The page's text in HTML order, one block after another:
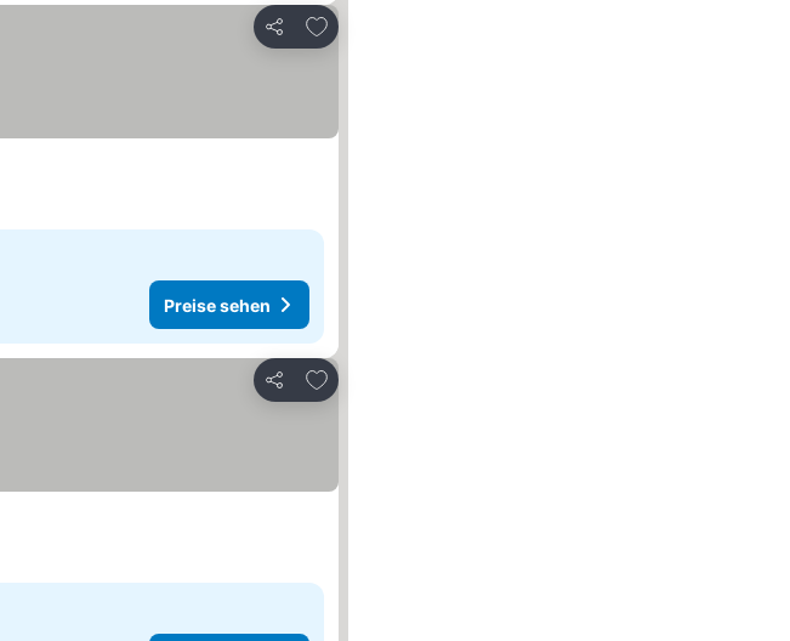
Teilen
Zu Favoriten hinzufügen
Preise sehen
Teilen
Zu Favoriten hinzufügen